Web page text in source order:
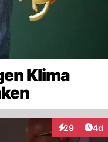
Klima
29
Interaktionen
4d